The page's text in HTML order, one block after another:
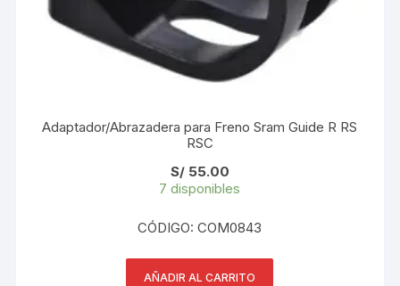
Adaptador/Abrazadera para Freno Sram Guide R RS
RSC
S/55.00
7 disponibles
CÓDIGO: COM0843
AÑADIR AL CARRITO